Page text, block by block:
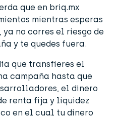
que en briq.mx
mientras esperas
no corres el riesgo de
y te quedes fuera.
que transfieres el
campaña hasta que
el dinero
renta fija y liquidez
en el cual tu dinero